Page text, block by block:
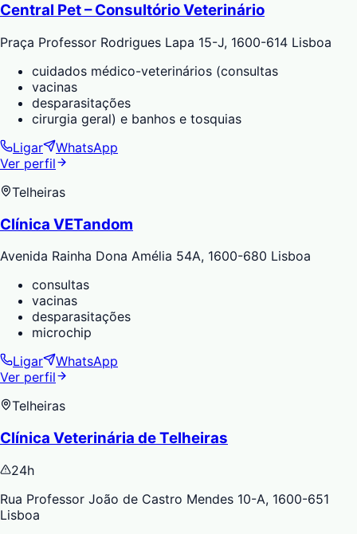
Central Pet – Consultório Veterinário
Praça Professor Rodrigues Lapa 15-J, 1600-614 Lisboa
cuidados médico-veterinários (consultas
vacinas
desparasitações
cirurgia geral) e banhos e tosquias
Ligar
WhatsApp
Ver perfil
Telheiras
Clínica VETandom
Avenida Rainha Dona Amélia 54A, 1600-680 Lisboa
consultas
vacinas
desparasitações
microchip
Ligar
WhatsApp
Ver perfil
Telheiras
Clínica Veterinária de Telheiras
24h
Rua Professor João de Castro Mendes 10-A, 1600-651
Lisboa